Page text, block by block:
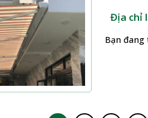
Địa chỉ
Bạn đang